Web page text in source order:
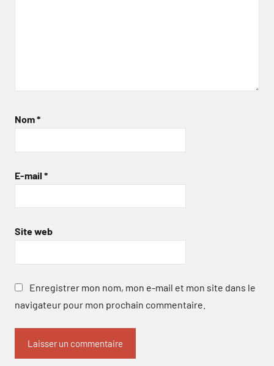
Nom*
E-mail *
Site web
Enregistrer mon nom, mon e-mail et mon site dans le
navigateur pour mon prochain commentaire.